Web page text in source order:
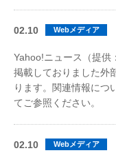
02.10 Webメディア
Yahoo!ニュース（提
掲載しておりました外
ります。関連情報につ
てご参照ください。
02.10 Webメディア